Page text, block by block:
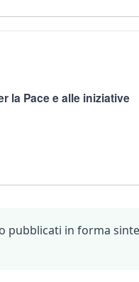
la Pace e alle iniziative
pubblicati in forma